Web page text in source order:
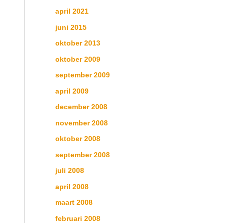
april 2021
juni 2015
oktober 2013
oktober 2009
september 2009
april 2009
december 2008
november 2008
oktober 2008
september 2008
juli 2008
april 2008
maart 2008
februari 2008